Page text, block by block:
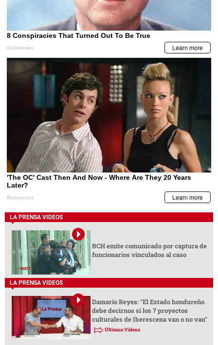
LA PRENSA VIDEOS
BCH emite comunicado por captura de
funcionarios vinculados al caso
LA PRENSA VIDEOS
Damario Reyes: "El Estado hondureño
debe decirnos si los 7 proyectos
culturales de Iberescena van o no van"
Últimos Videos